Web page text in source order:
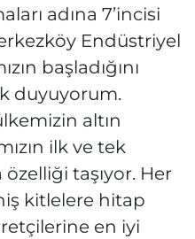
adına 7’incisi
Endüstriyel
başladığını
duyuyorum.
altın
ilk ve tek
taşıyor. Her
kitlelere hitap
en iyi